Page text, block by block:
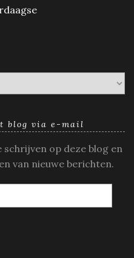
blog via e-mail
op deze blog en
van nieuwe berichten.